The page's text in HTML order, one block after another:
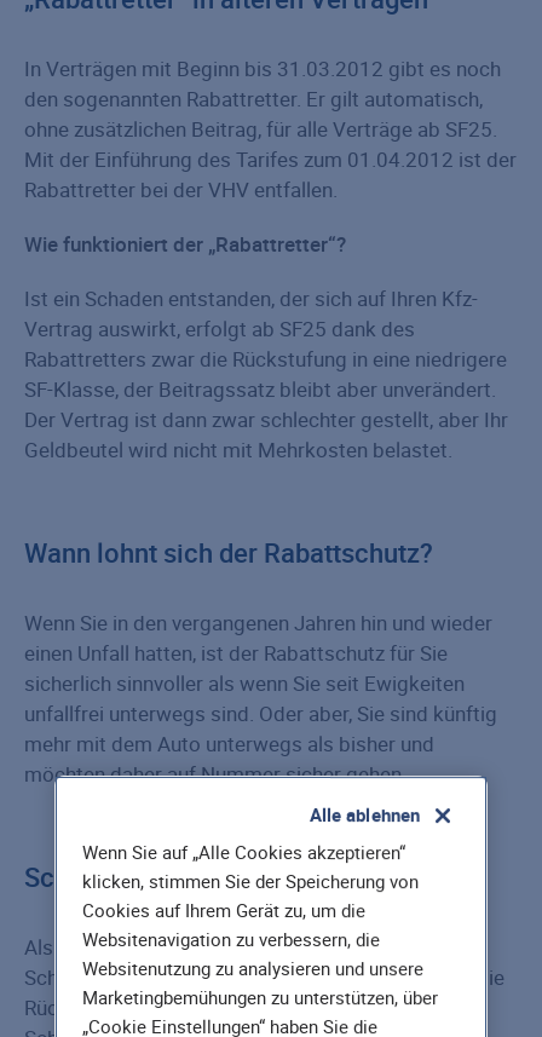
In Verträgen mit Beginn bis 31.03.2012 gibt es noch
den sogenannten Rabattretter. Er gilt automatisch,
ohne zusätzlichen Beitrag, für alle Verträge ab SF25.
Mit der Einführung des Tarifes zum 01.04.2012 ist der
Rabattretter bei der VHV entfallen.
Wie funktioniert der „Rabattretter“?
Ist ein Schaden entstanden, der sich auf Ihren Kfz-
Vertrag auswirkt, erfolgt ab SF25 dank des
Rabattretters zwar die Rückstufung in eine niedrigere
SF-Klasse, der Beitragssatz bleibt aber unverändert.
Der Vertrag ist dann zwar schlechter gestellt, aber Ihr
Geldbeutel wird nicht mit Mehrkosten belastet.
Wann lohnt sich der Rabattschutz?
Wenn Sie in den vergangenen Jahren hin und wieder
einen Unfall hatten, ist der Rabattschutz für Sie
sicherlich sinnvoller als wenn Sie seit Ewigkeiten
unfallfrei unterwegs sind. Oder aber, Sie sind künftig
mehr mit dem Auto unterwegs als bisher und
möchten daher auf Nummer sicher gehen.
Schadenrückkauf als Alternative?
Als freiwillige Alternative gibt es den
Schadenrückkauf. Hier haben Sie die Möglichkeit, die
Rückstufung in eine schlechtere
Wenn Sie auf „Alle Cookies akzeptieren“
klicken, stimmen Sie der Speicherung von
Cookies auf Ihrem Gerät zu, um die
Websitenavigation zu verbessern, die
Websitenutzung zu analysieren und unsere
Marketingbemühungen zu unterstützen, über
„Cookie Einstellungen“ haben Sie die
Alle ablehnen